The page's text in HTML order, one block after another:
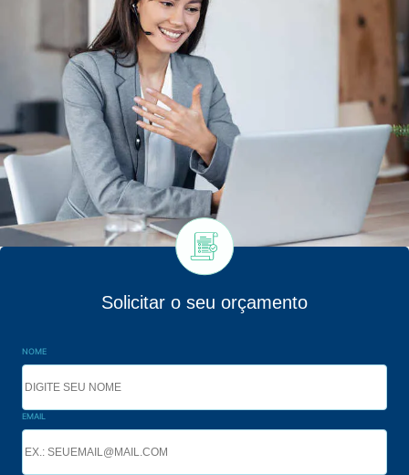
Solicitar o seu orçamento
NOME
EMAIL